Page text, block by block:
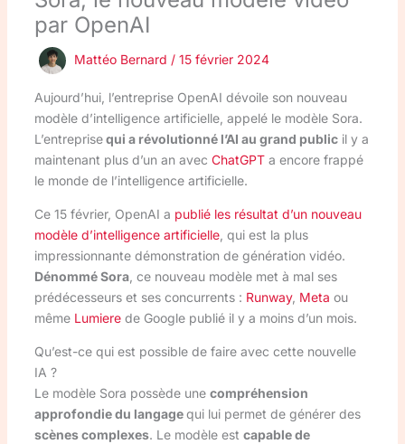
par OpenAI
Mattéo Bernard / 15 février 2024
Aujourd’hui, l’entreprise OpenAI dévoile son nouveau
modèle d’intelligence artificielle, appelé le modèle Sora.
L’entreprisequi a révolutionné l’AI au grand publicil y a
maintenant plus d’un an avec ChatGPTa encore frappé
le monde de l’intelligence artificielle.
Ce 15 février, OpenAI a publié les résultat d’un nouveau
modèle d’intelligence artificielle, qui est la plus
impressionnante démonstration de génération vidéo.
Dénommé Sora, ce nouveau modèle met à mal ses
prédécesseurs et ses concurrents : Runway, Meta ou
même Lumierede Google publié il y a moins d’un mois.
Qu’est-ce qui est possible de faire avec cette nouvelle
IA ?
Le modèle Sora possède une compréhension
approfondie du langagequi lui permet de générer des
scènes complexes. Le modèle est capable de